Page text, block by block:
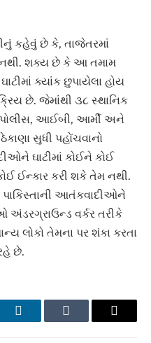
કહેવું છે કે, તાજેતરમાં
નથી. શક્ય છે કે આ તમામ
ક્યાંક છુપાયેલા હોય
છે. જેમાંથી ૩૮ સ્થાનિક
પોલીસ, આઈબી, આર્મી અને
સુધી પહોંચવાનો
ઘાટીમાં કોઈને કોઈ
ઈન્કાર કરી શકે તેમ નથી.
આતંકવાદીઓને
વર્કર તરીકે
લોકો તેમના પર શંકા કરતા
છે.
LinkedInTumblr Email